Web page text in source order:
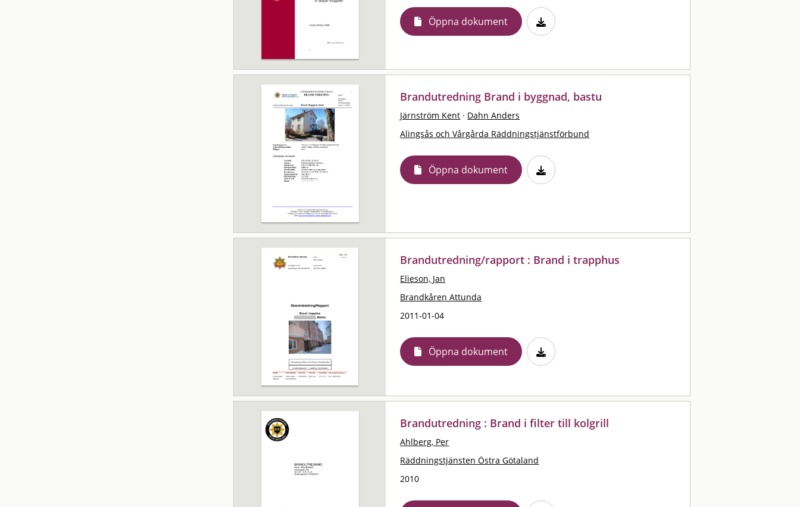
Öppna dokument
Brandutredning Brand i byggnad, bastu
Järnström Kent · Dahn Anders
Alingsås och Vårgårda Räddningstjänstförbund
Öppna dokument
Brandutredning/rapport : Brand i trapphus
Elieson, Jan
Brandkåren Attunda
2011-01-04
Öppna dokument
Brandutredning : Brand i filter till kolgrill
Ahlberg, Per
Räddningstjänsten Östra Götaland
2010